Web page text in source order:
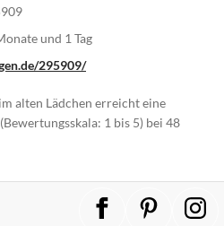
und 1 Tag
295909/
alten Lädchen erreicht eine
1 bis 5) bei 48